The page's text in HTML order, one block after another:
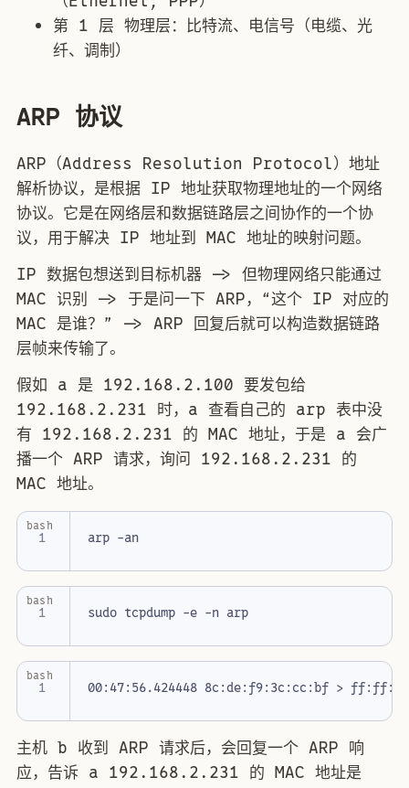
第 1 层 物理层：比特流、电信号（电缆、光
纤、调制）
ARP 协议
ARP（Address Resolution Protocol）地址
解析协议，是根据 IP 地址获取物理地址的一个网络
协议。它是在网络层和数据链路层之间协作的一个协
议，用于解决 IP 地址到 MAC 地址的映射问题。
IP 数据包想送到目标机器 -> 但物理网络只能通过
MAC 识别 -> 于是问一下 ARP，“这个 IP 对应的
MAC 是谁？” -> ARP 回复后就可以构造数据链路
层帧来传输了。
假如 a 是 192.168.2.100 要发包给
192.168.2.231 时，a 查看自己的 arp 表中没
有 192.168.2.231 的 MAC 地址，于是 a 会广
播一个 ARP 请求，询问 192.168.2.231 的
MAC 地址。
1
bash
1
bash
1 00:47:56.424448 8c:de:f9:3c:cc:bf >
bash
主机 b 收到 ARP 请求后，会回复一个 ARP 响
应，告诉 a 192.168.2.231 的 MAC 地址是